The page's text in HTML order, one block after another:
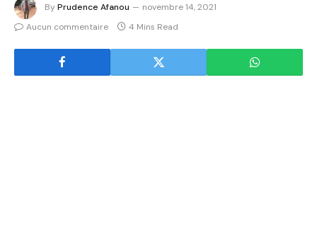
ByPrudence Afanou
novembre 14, 2021
Aucun commentaire
4 Mins Read